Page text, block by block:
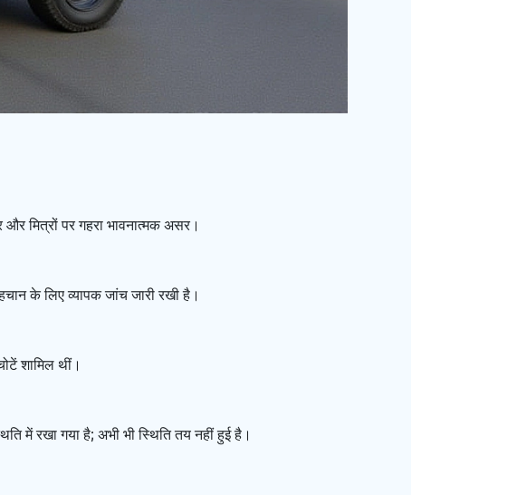
मित्रों पर गहरा भावनात्मक असर।
के लिए व्यापक जांच जारी रखी है।
शामिल थीं।
में रखा गया है; अभी भी स्थिति तय नहीं हुई है।